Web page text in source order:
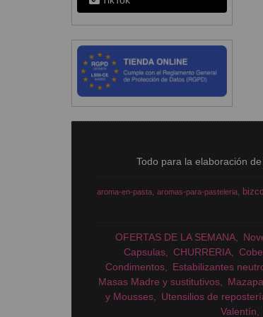
Todo para la elaboración
aroma-en-pasta aromas-para-pasteleria
OFERTAS DE LA SEMANA
Capsulas
CHURRERIA
Condimentos
Estabilizantes
Masas Madre y sustitutivos
y Mousses
Utensilios de
Valentín